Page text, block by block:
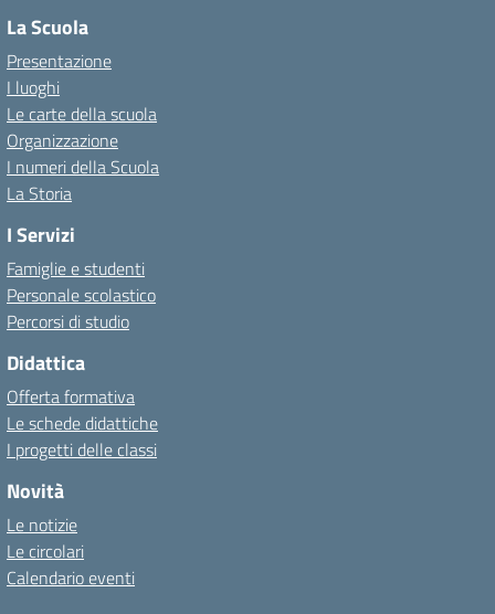
La Scuola
Presentazione
I luoghi
Le carte della scuola
Organizzazione
I numeri della Scuola
La Storia
I Servizi
Famiglie e studenti
Personale scolastico
Percorsi di studio
Didattica
Offerta formativa
Le schede didattiche
I progetti delle classi
Novità
Le notizie
Le circolari
Calendario eventi